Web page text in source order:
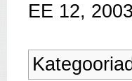
EE 12,